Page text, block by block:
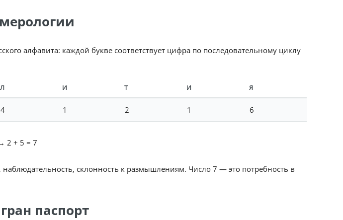
алфавита: каждой букве соответствует цифра по последовательному циклу
Л И Т И Я
4 1 2 1 6
2 + 5 = 7
наблюдательность, склонность к размышлениям. Число 7 — это потребность в
паспорт